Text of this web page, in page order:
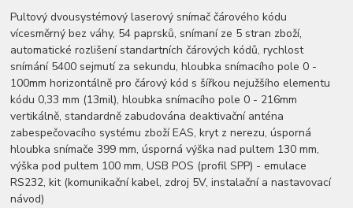
Pultový dvousystémový laserový snímač čárového kódu
vícesměrný bez váhy, 54 paprsků, snímaní ze 5 stran zboží,
automatické rozlišení standartních čárových kódů, rychlost
snímání 5400 sejmutí za sekundu, hloubka snímacího pole 0 -
100mm horizontálně pro čárový kód s šířkou nejužšího elementu
kódu 0,33 mm (13mil), hloubka snímacího pole 0 - 216mm
vertikálně, standardně zabudována deaktivační anténa
zabespečovacího systému zboží EAS, kryt z nerezu, úsporná
hloubka snímače 399 mm, úsporná výška nad pultem 130 mm,
výška pod pultem 100 mm, USB POS (profil SPP) - emulace
RS232, kit (komunikační kabel, zdroj 5V, instalační a nastavovací
návod)